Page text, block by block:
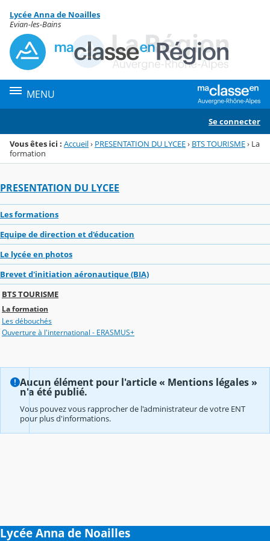
Menu de la rubrique
Contenu
Lycée Anna de Noailles
Evian-les-Bains
MENU
Se connecter
Vous êtes ici : Accueil› PRESENTATION DU LYCEE› BTS TOURISME› La
formation
PRESENTATION DU LYCEE
Les formations
Equipe de direction et d'éducation
Le lycée en photos
Brevet d'initiation aéronautique (BIA)
BTS TOURISME
La formation
Les débouchés
Ouverture à l'international - ERASMUS+
Aucun élément pour l'article « Mentions légales »
n'a été publié.
Vous pouvez vous rapprocher de l'administrateur de votre ENT
pour plus d'informations.
Lycée Anna de Noailles